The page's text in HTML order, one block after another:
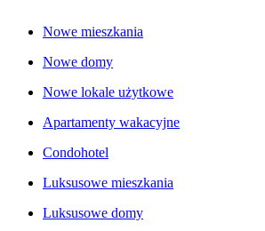
Nowe mieszkania
Nowe domy
Nowe lokale użytkowe
Apartamenty wakacyjne
Condohotel
Luksusowe mieszkania
Luksusowe domy